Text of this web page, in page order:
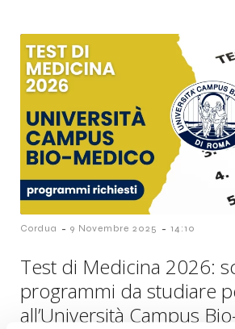
Cordua - 9 Novembre 2025 - 14:10
Test di Medicina 2026:
programmi da studiare
all’Università Campus